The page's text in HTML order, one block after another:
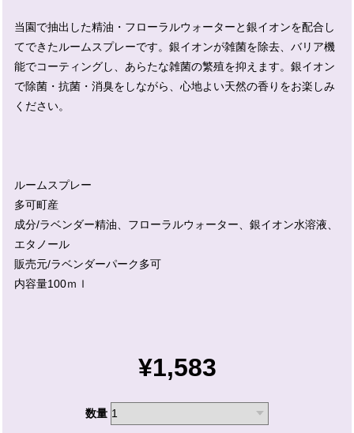
当園で抽出した精油・フローラルウォーターと銀イオンを配合し
てできたルームスプレーです。銀イオンが雑菌を除去、バリア機
能でコーティングし、あらたな雑菌の繁殖を抑えます。銀イオン
で除菌・抗菌・消臭をしながら、心地よい天然の香りをお楽しみ
ください。
ルームスプレー
多可町産
成分/ラベンダー精油、フローラルウォーター、銀イオン水溶液、
エタノール
販売元/ラベンダーパーク多可
内容量100ｍｌ
¥1,583
数量